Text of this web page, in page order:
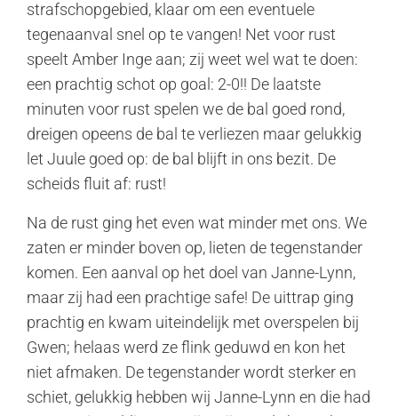
strafschopgebied, klaar om een eventuele
tegenaanval snel op te vangen! Net voor rust
speelt Amber Inge aan; zij weet wel wat te doen:
een prachtig schot op goal: 2-0!! De laatste
minuten voor rust spelen we de bal goed rond,
dreigen opeens de bal te verliezen maar gelukkig
let Juule goed op: de bal blijft in ons bezit. De
scheids fluit af: rust!
Na de rust ging het even wat minder met ons. We
zaten er minder boven op, lieten de tegenstander
komen. Een aanval op het doel van Janne-Lynn,
maar zij had een prachtige safe! De uittrap ging
prachtig en kwam uiteindelijk met overspelen bij
Gwen; helaas werd ze flink geduwd en kon het
niet afmaken. De tegenstander wordt sterker en
schiet, gelukkig hebben wij Janne-Lynn en die had